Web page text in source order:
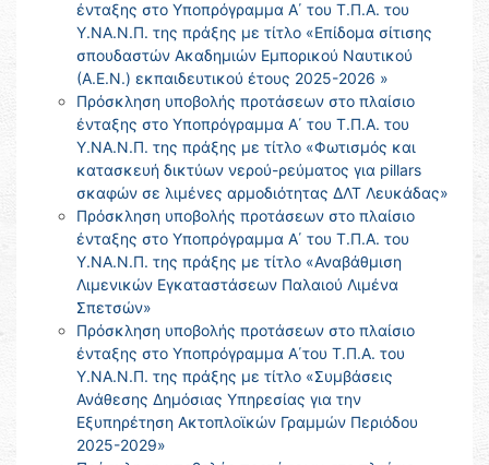
ένταξης στο Υποπρόγραμμα Α΄ του Τ.Π.Α. του
Υ.ΝΑ.Ν.Π. της πράξης με τίτλο «Επίδομα σίτισης
σπουδαστών Ακαδημιών Εμπορικού Ναυτικού
(Α.Ε.Ν.) εκπαιδευτικού έτους 2025-2026 »
Πρόσκληση υποβολής προτάσεων στο πλαίσιο
ένταξης στο Υποπρόγραμμα Α΄ του Τ.Π.Α. του
Υ.ΝΑ.Ν.Π. της πράξης με τίτλο «Φωτισμός και
κατασκευή δικτύων νερού-ρεύματος για pillars
σκαφών σε λιμένες αρμοδιότητας ΔΛΤ Λευκάδας»
Πρόσκληση υποβολής προτάσεων στο πλαίσιο
ένταξης στο Υποπρόγραμμα Α΄ του Τ.Π.Α. του
Υ.ΝΑ.Ν.Π. της πράξης με τίτλο «Αναβάθμιση
Λιμενικών Εγκαταστάσεων Παλαιού Λιμένα
Σπετσών»
Πρόσκληση υποβολής προτάσεων στο πλαίσιο
ένταξης στο Υποπρόγραμμα Α΄του Τ.Π.Α. του
Υ.ΝΑ.Ν.Π. της πράξης με τίτλο «Συμβάσεις
Ανάθεσης Δημόσιας Υπηρεσίας για την
Εξυπηρέτηση Ακτοπλοϊκών Γραμμών Περιόδου
2025-2029»